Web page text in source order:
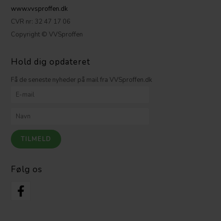
www.vvsproffen.dk
CVR nr: 32 47 17 06
Copyright © VVSproffen
Hold dig opdateret
Få de seneste nyheder på mail fra VVSproffen.dk
Følg os